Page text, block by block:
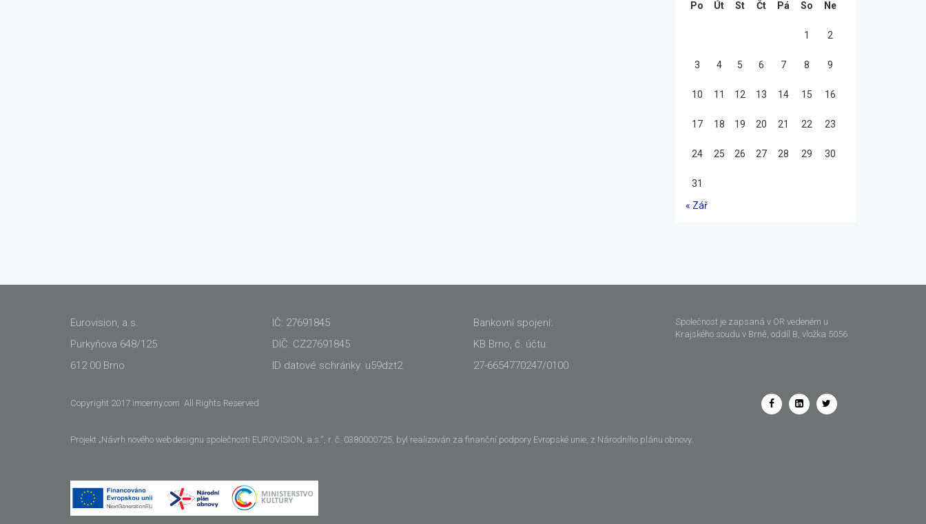
Po Út St Čt Pá So Ne
1 2
3 4 5 6 7 8 9
10 11 12 13 14 15 16
17 18 19 20 21 22 23
24 25 26 27 28 29 30
31
« Zář
Eurovision, a.s.
Purkyňova 648/125
612 00 Brno
IČ: 27691845
DIČ: CZ27691845
ID datové schránky: u59dzt2
Bankovní spojení:
KB Brno, č. účtu:
27-6654770247/0100
Společnost je zapsaná v OR vedeném u
Krajského soudu v Brně, oddíl B, vložka 5056
Copyright 2017 imcerny.com All Rights Reserved
Projekt „Návrh nového webdesignu společnosti EUROVISION, a.s.“, r. č. 0380000725, byl realizován za finanční podpory Evropské unie, z Národního plánu obnovy.